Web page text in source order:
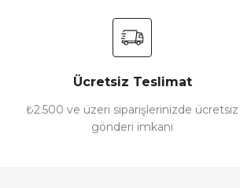
Bu ürüne benzer farklı alternatifler
Ücretsiz Teslimat
₺2.500 ve üzeri siparişlerinizde ücretsiz
gönderi imkanı